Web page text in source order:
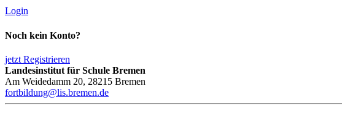
Login
Noch kein Konto?
jetzt Registrieren
Landesinstitut für Schule Bremen
Am Weidedamm 20, 28215 Bremen
fortbildung@lis.bremen.de